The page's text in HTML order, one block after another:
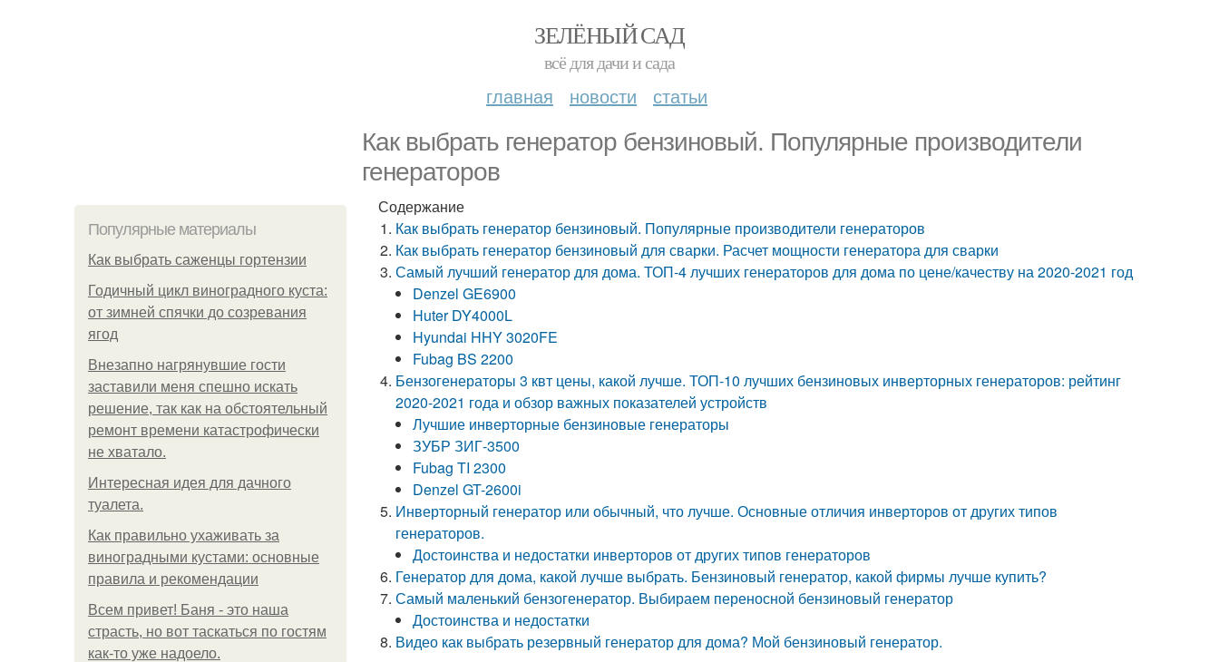
ЗЕЛЁНЫЙ САД
всё для дачи и сада
главная новости статьи
Как выбрать генератор бензиновый. Популярные производители
генераторов
Популярные материалы
Как выбрать саженцы гортензии
Годичный цикл виноградного куста:
от зимней спячки до созревания
ягод
Внезапно нагрянувшие гости
заставили меня спешно искать
решение, так как на обстоятельный
ремонт времени катастрофически
не хватало.
Интересная идея для дачного
туалета.
Как правильно ухаживать за
виноградными кустами: основные
правила и рекомендации
Всем привет! Баня - это наша
страсть, но вот таскаться по гостям
как-то уже надоело.
Содержание
Как выбрать генератор бензиновый. Популярные производители генераторов
Как выбрать генератор бензиновый для сварки. Расчет мощности генератора для сварки
Самый лучший генератор для дома. ТОП-4 лучших генераторов для дома по цене/качеству на 2020-2021 год
Denzel GE6900
Huter DY4000L
Hyundai HHY 3020FE
Fubag BS 2200
Бензогенераторы 3 квт цены, какой лучше. ТОП-10 лучших бензиновых инверторных генераторов: рейтинг
2020-2021 года и обзор важных показателей устройств
Лучшие инверторные бензиновые генераторы
ЗУБР ЗИГ-3500
Fubag TI 2300
Denzel GT-2600i
Инверторный генератор или обычный, что лучше. Основные отличия инверторов от других типов
генераторов.
Достоинства и недостатки инверторов от других типов генераторов
Генератор для дома, какой лучше выбрать. Бензиновый генератор, какой фирмы лучше купить?
Самый маленький бензогенератор. Выбираем переносной бензиновый генератор
Достоинства и недостатки
Видео как выбрать резервный генератор для дома? Мой бензиновый генератор.